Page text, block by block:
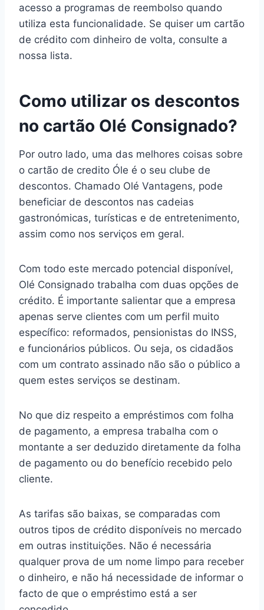
acesso a programas de reembolso quando
utiliza esta funcionalidade. Se quiser um cartão
de crédito com dinheiro de volta, consulte a
nossa lista.
Como utilizar os descontos
no cartão Olé Consignado?
Por outro lado, uma das melhores coisas sobre
o cartão de credito Óle é o seu clube de
descontos. Chamado Olé Vantagens, pode
beneficiar de descontos nas cadeias
gastronómicas, turísticas e de entretenimento,
assim como nos serviços em geral.
Com todo este mercado potencial disponível,
Olé Consignado trabalha com duas opções de
crédito. É importante salientar que a empresa
apenas serve clientes com um perfil muito
específico: reformados, pensionistas do INSS,
e funcionários públicos. Ou seja, os cidadãos
com um contrato assinado não são o público a
quem estes serviços se destinam.
No que diz respeito a empréstimos com folha
de pagamento, a empresa trabalha com o
montante a ser deduzido diretamente da folha
de pagamento ou do benefício recebido pelo
cliente.
As tarifas são baixas, se comparadas com
outros tipos de crédito disponíveis no mercado
em outras instituições. Não é necessária
qualquer prova de um nome limpo para receber
o dinheiro, e não há necessidade de informar o
facto de que o empréstimo está a ser